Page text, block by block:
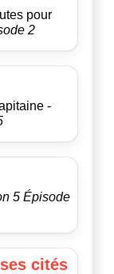
pour
2
-
5 Épisode
cités